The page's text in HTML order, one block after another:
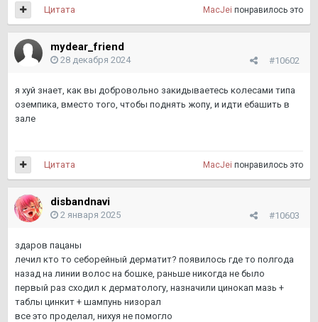
MacJei понравилось это
Цитата
mydear_friend
#10602
28 декабря 2024
я хуй знает, как вы добровольно закидываетесь колесами типа
оземпика, вместо того, чтобы поднять жопу, и идти ебашить в
зале
MacJei понравилось это
Цитата
disbandnavi
#10603
2 января 2025
здаров пацаны
лечил кто то себорейный дерматит? появилось где то полгода
назад на линии волос на бошке, раньше никогда не было
первый раз сходил к дерматологу, назначили цинокап мазь +
таблы цинкит + шампунь низорал
все это проделал, нихуя не помогло